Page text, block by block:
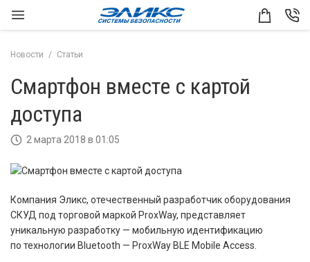
Новости Статьи
Смартфон вместе с картой
доступа
2 марта 2018 в 01:05
Компания Эликс, отечественный разработчик оборудования
СКУД под торговой маркой ProxWay, представляет
уникальную разработку — мобильную идентификацию
по технологии Bluetooth — ProxWay BLE Mobile Access.